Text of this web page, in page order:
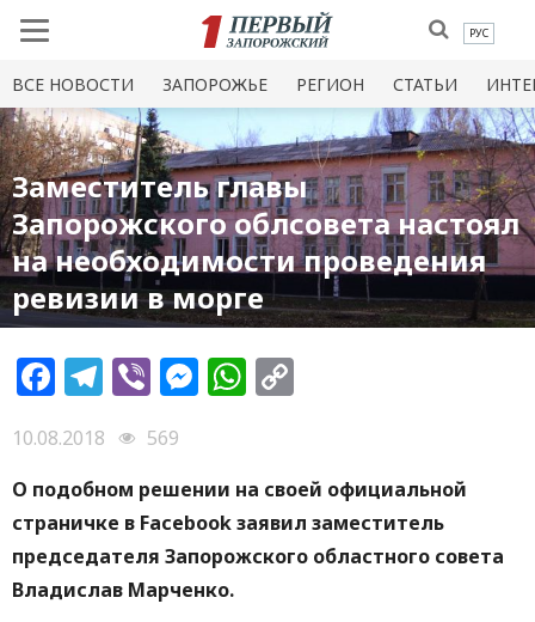
РУС
ВСЕ НОВОСТИ ЗАПОРОЖЬЕ РЕГИОН СТАТЬИ
Заместитель главы
Запорожского облсовета настоял
на необходимости проведения
ревизии в морге
Facebook
Telegram
ViberMessenger
WhatsApp
10.08.2018
569
О подобном решении на своей официальной
страничке в Facebook заявил заместитель
председателя Запорожского областного совета
Владислав Марченко.